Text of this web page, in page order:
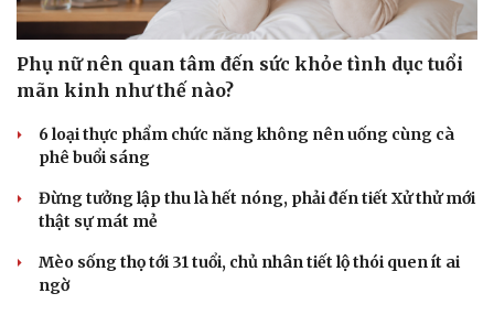
Phụ nữ nên quan tâm đến sức khỏe tình dục tuổi
mãn kinh như thế nào?
6 loại thực phẩm chức năng không nên uống cùng cà
phê buổi sáng
Đừng tưởng lập thu là hết nóng, phải đến tiết Xử thử mới
thật sự mát mẻ
Mèo sống thọ tới 31 tuổi, chủ nhân tiết lộ thói quen ít ai
ngờ